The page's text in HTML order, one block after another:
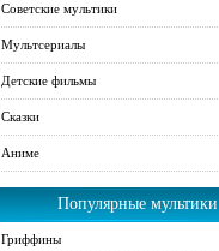
Советские мультики
Мультсериалы
Детские фильмы
Сказки
Аниме
Популярные мультики
Гриффины